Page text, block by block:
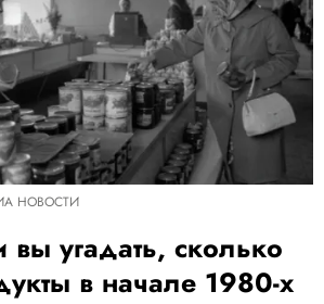
НОВОСТИ
угадать, сколько
в начале 1980-х